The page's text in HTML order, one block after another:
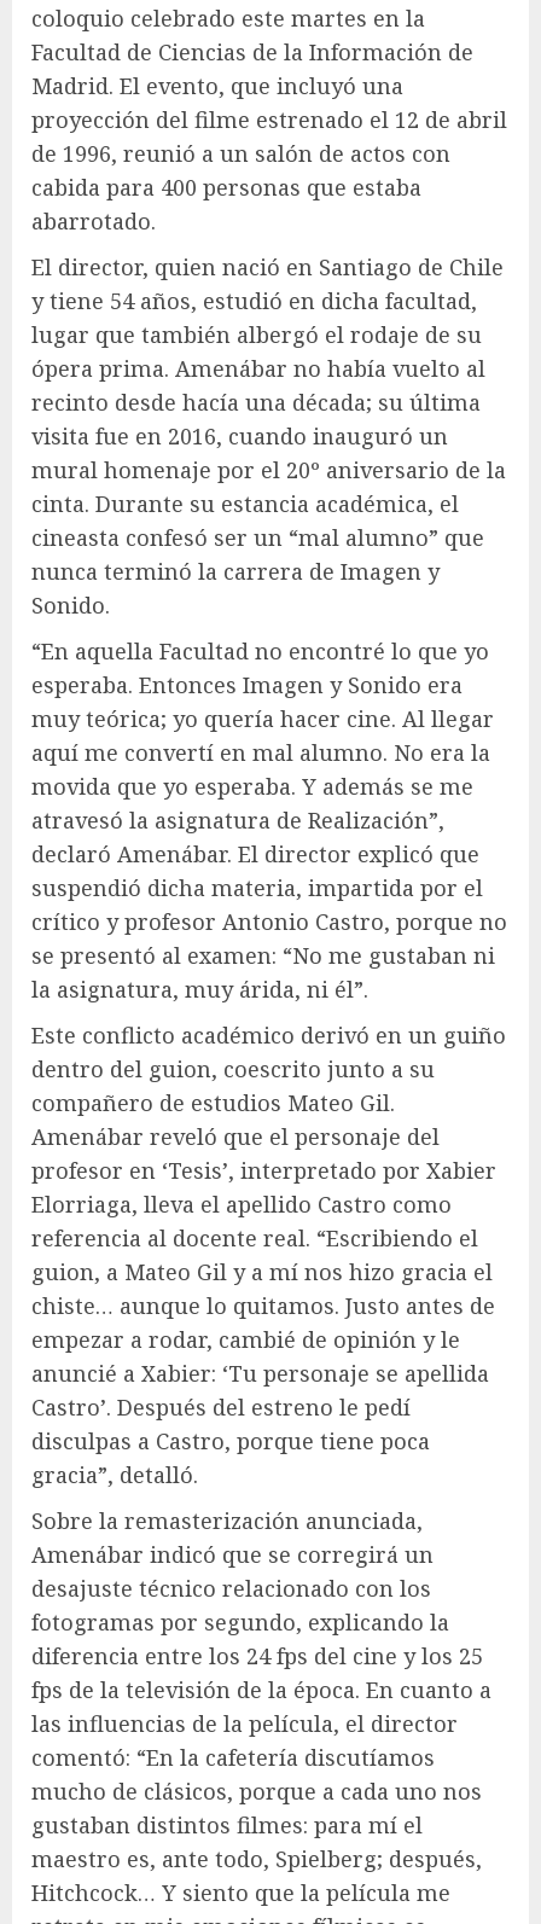
coloquio celebrado este martes en la
Facultad de Ciencias de la Información de
Madrid. El evento, que incluyó una
proyección del filme estrenado el 12 de abril
de 1996, reunió a un salón de actos con
cabida para 400 personas que estaba
abarrotado.
El director, quien nació en Santiago de Chile
y tiene 54 años, estudió en dicha facultad,
lugar que también albergó el rodaje de su
ópera prima. Amenábar no había vuelto al
recinto desde hacía una década; su última
visita fue en 2016, cuando inauguró un
mural homenaje por el 20º aniversario de la
cinta. Durante su estancia académica, el
cineasta confesó ser un “mal alumno” que
nunca terminó la carrera de Imagen y
Sonido.
“En aquella Facultad no encontré lo que yo
esperaba. Entonces Imagen y Sonido era
muy teórica; yo quería hacer cine. Al llegar
aquí me convertí en mal alumno. No era la
movida que yo esperaba. Y además se me
atravesó la asignatura de Realización”,
declaró Amenábar. El director explicó que
suspendió dicha materia, impartida por el
crítico y profesor Antonio Castro, porque no
se presentó al examen: “No me gustaban ni
la asignatura, muy árida, ni él”.
Este conflicto académico derivó en un guiño
dentro del guion, coescrito junto a su
compañero de estudios Mateo Gil.
Amenábar reveló que el personaje del
profesor en ‘Tesis’, interpretado por Xabier
Elorriaga, lleva el apellido Castro como
referencia al docente real. “Escribiendo el
guion, a Mateo Gil y a mí nos hizo gracia el
chiste… aunque lo quitamos. Justo antes de
empezar a rodar, cambié de opinión y le
anuncié a Xabier: ‘Tu personaje se apellida
Castro’. Después del estreno le pedí
disculpas a Castro, porque tiene poca
gracia”, detalló.
Sobre la remasterización anunciada,
Amenábar indicó que se corregirá un
desajuste técnico relacionado con los
fotogramas por segundo, explicando la
diferencia entre los 24 fps del cine y los 25
fps de la televisión de la época. En cuanto a
las influencias de la película, el director
comentó: “En la cafetería discutíamos
mucho de clásicos, porque a cada uno nos
gustaban distintos filmes: para mí el
maestro es, ante todo, Spielberg; después,
Hitchcock… Y siento que la película me